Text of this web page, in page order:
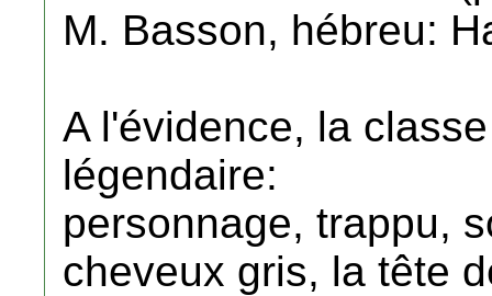
M. Basson, hébreu:
A l'évidence, la
légendaire:
personnage, trappu,
cheveux gris, la tête